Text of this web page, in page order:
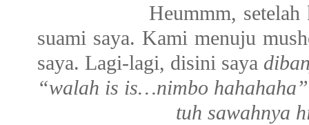
Heummm, setelah
suami saya. Kami menuju
saya. Lagi-lagi, disini saya
“walah is is…nimbo hahahaha”
tuh sawahnya